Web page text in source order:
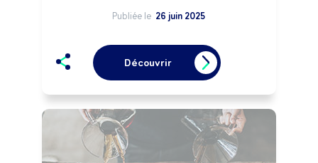
Publiée le 26 juin 2025
Découvrir